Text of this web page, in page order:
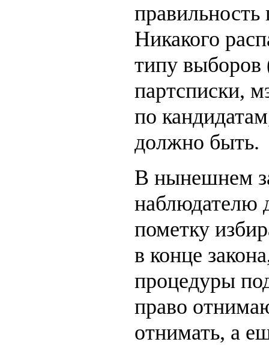
правильность
Никакого
типу выборов
партсписки,
по
должно быть.
В нынешнем
наблюдателю
пометку
в конце
процедуры
право
отнимать, а